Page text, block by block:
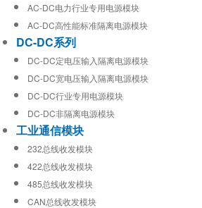
AC-DC电力行业专用电源模块
AC-DC高性能标准隔离电源模块
DC-DC系列
DC-DC定电压输入隔离电源模块
DC-DC宽电压输入隔离电源模块
DC-DC行业专用电源模块
DC-DC非隔离电源模块
工业通信模块
232总线收发模块
422总线收发模块
485总线收发模块
CAN总线收发模块